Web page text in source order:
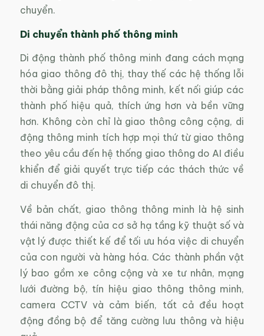
chuyển.
Di chuyển thành phố thông minh
Di động thành phố thông minh đang cách mạng
hóa giao thông đô thị, thay thế các hệ thống lỗi
thời bằng giải pháp thông minh, kết nối giúp các
thành phố hiệu quả, thích ứng hơn và bền vững
hơn. Không còn chỉ là giao thông công cộng, di
động thông minh tích hợp mọi thứ từ giao thông
theo yêu cầu đến hệ thống giao thông do AI điều
khiển để giải quyết trực tiếp các thách thức về
di chuyển đô thị.
Về bản chất, giao thông thông minh là hệ sinh
thái năng động của cơ sở hạ tầng kỹ thuật số và
vật lý được thiết kế để tối ưu hóa việc di chuyển
của con người và hàng hóa. Các thành phần vật
lý bao gồm xe công cộng và xe tư nhân, mạng
lưới đường bộ, tín hiệu giao thông thông minh,
camera CCTV và cảm biến, tất cả đều hoạt
động đồng bộ để tăng cường lưu thông và hiệu